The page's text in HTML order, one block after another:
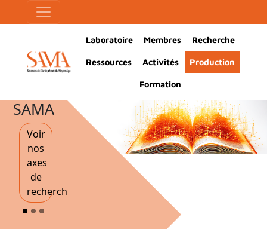
Aller au contenu principal
Main Navigation
Laboratoire Membres Recherche
Ressources Activités Production
Formation
SAMA
Voir
nos
axes
de
recherche
Panneau de gestion des cookies